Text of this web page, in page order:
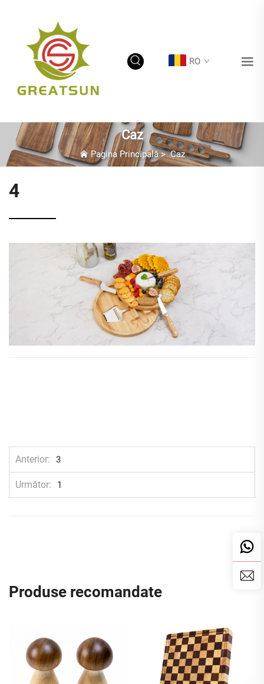
RO
Caz
Pagina Principală>Caz
4
Anterior 3
Următor 1
Produse recomandate